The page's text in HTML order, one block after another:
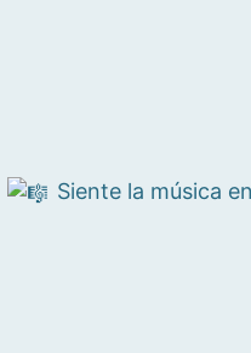
Siente la música